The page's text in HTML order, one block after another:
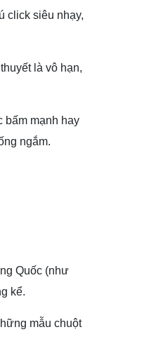
click siêu nhạy,
là vô hạn,
bấm mạnh hay
ngắm.
Quốc (như
kể.
mẫu chuột